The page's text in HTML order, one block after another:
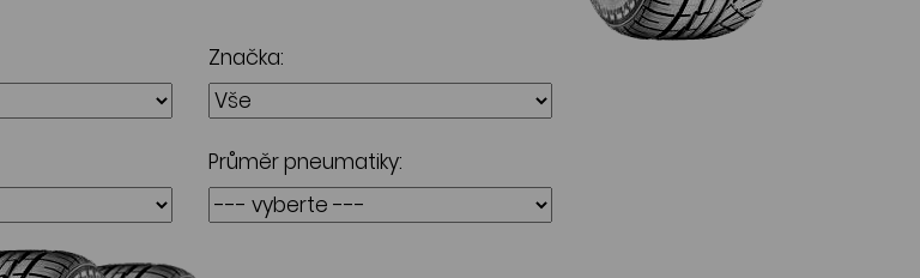
Značka:
Průměr pneumatiky: